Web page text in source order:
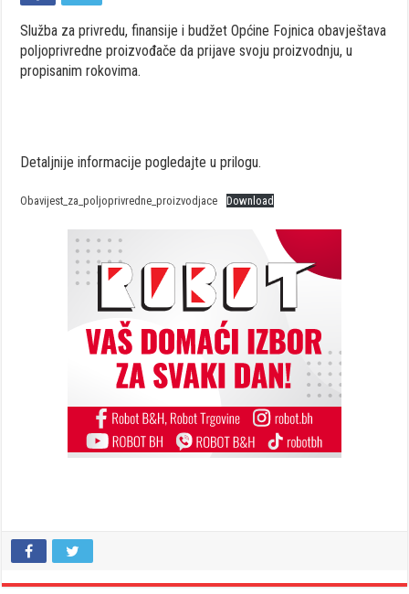
Služba za privredu, finansije i budžet Općine Fojnica obavještava
poljoprivredne proizvođače da prijave svoju proizvodnju, u
propisanim rokovima.
Detaljnije informacije pogledajte u prilogu.
Obavijest_za_poljoprivredne_proizvodjace Download